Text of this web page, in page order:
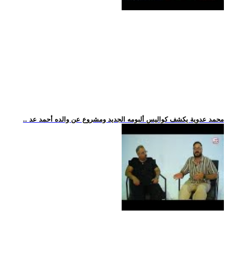
.. محمد عدوية يكشف كواليس ألبومه الجديد ومشروع عن والده أحمد عد